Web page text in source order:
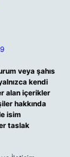
veya şahıs
kendi
alan içerikler
hakkında
isim
taslak